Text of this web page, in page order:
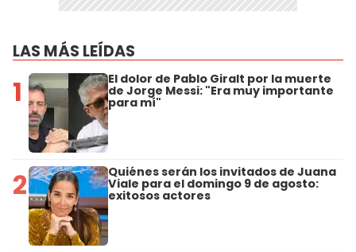
LAS MÁS LEÍDAS
1 El dolor de Pablo Giralt por la muerte
de Jorge Messi: "Era muy importante
para mí"
2 Quiénes serán los invitados de Juana
Viale para el domingo 9 de agosto:
exitosos actores